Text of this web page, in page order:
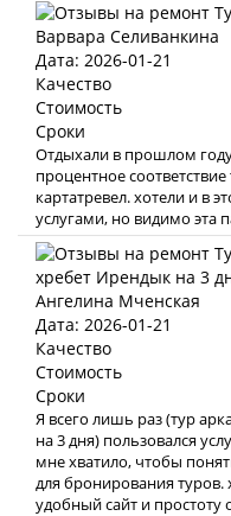
Варвара Селиванкина
Дата: 2026-01-21
Качество
Стоимость
Сроки
Отдыхали в прошлом
процентное
картатревел. хотели и в
услугами, но видимо эта
Ангелина Мченская
Дата: 2026-01-21
Качество
Стоимость
Сроки
Я всего лишь раз (тур
на 3 дня) пользовался
мне хватило, чтобы
для бронирования
удобный сайт и простоту